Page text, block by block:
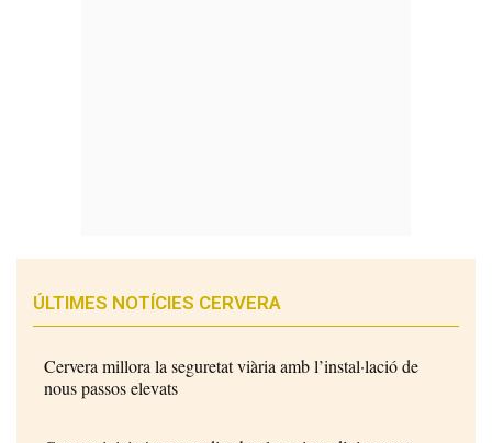
ÚLTIMES NOTÍCIES CERVERA
Cervera millora la seguretat viària amb l’instal·lació de
nous passos elevats